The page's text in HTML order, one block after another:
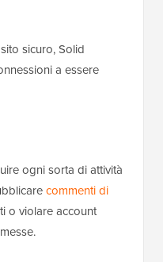
sicuro, Solid
a essere
ogni sorta di attività
commenti di
o violare account